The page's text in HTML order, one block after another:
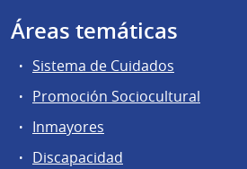
Áreas temáticas
Sistema de Cuidados
Promoción Sociocultural
Inmayores
Discapacidad